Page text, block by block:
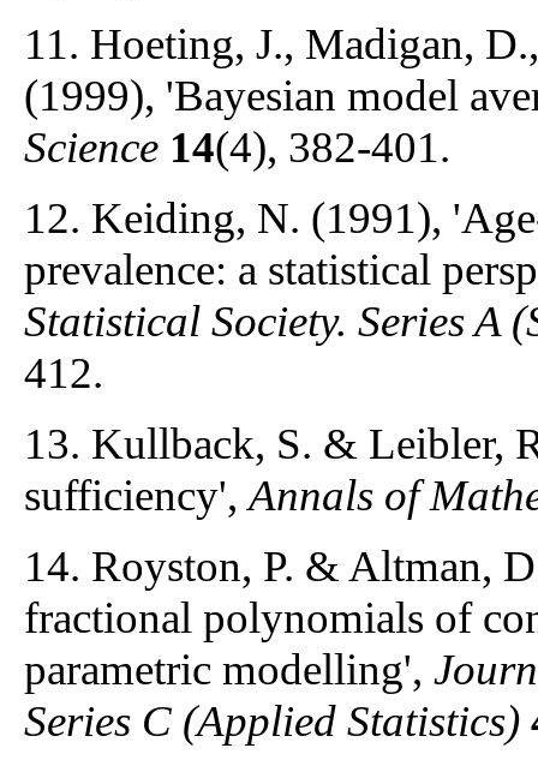
11. Hoeting, J., Madigan,
(1999), 'Bayesian model
Science 14(4), 382-401.
12. Keiding, N. (1991),
prevalence: a statistical
Statistical Society. Series A
412.
13. Kullback, S. & Leibler,
sufficiency',Annals of
14. Royston, P. & Altman,
fractional polynomials of
parametric modelling',
Series C (Applied Statistics)